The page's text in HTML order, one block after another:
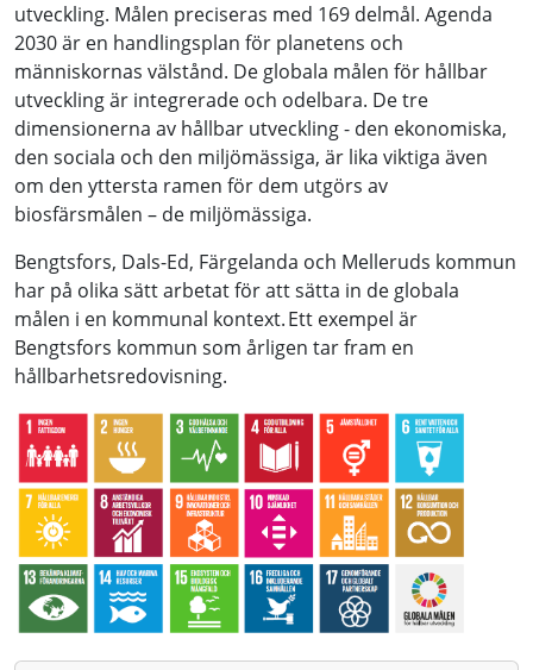
utveckling. Målen preciseras med 169 delmål. Agenda
2030 är en handlingsplan för planetens och
människornas välstånd. De globala målen för hållbar
utveckling är integrerade och odelbara. De tre
dimensionerna av hållbar utveckling - den ekonomiska,
den sociala och den miljömässiga, är lika viktiga även
om den yttersta ramen för dem utgörs av
biosfärsmålen – de miljömässiga.
Bengtsfors, Dals-Ed, Färgelanda och Melleruds kommun
har på olika sätt arbetat för att sätta in de globala
målen i en kommunal kontext. Ett exempel är
Bengtsfors kommun som årligen tar fram en
hållbarhetsredovisning.